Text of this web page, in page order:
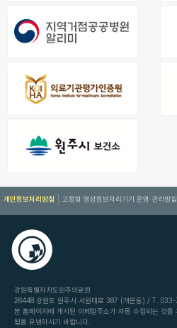
개인정보처리방침 고정형 영상정보처리기기 운영·관리방침
강원특별자치도원주의료원
26448 강원도 원주시 서원대로 387 (개운동) / T.
본 홈페이지에 게시된 이메일주소가 자동 수집되는 것
됨을 유념하시기 바랍니다.